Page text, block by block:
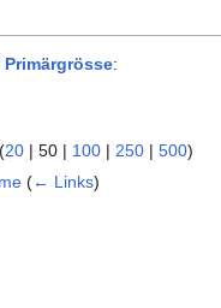
Primärgrösse:
20 | 50 | 100 | 250 | 500)
(← Links)